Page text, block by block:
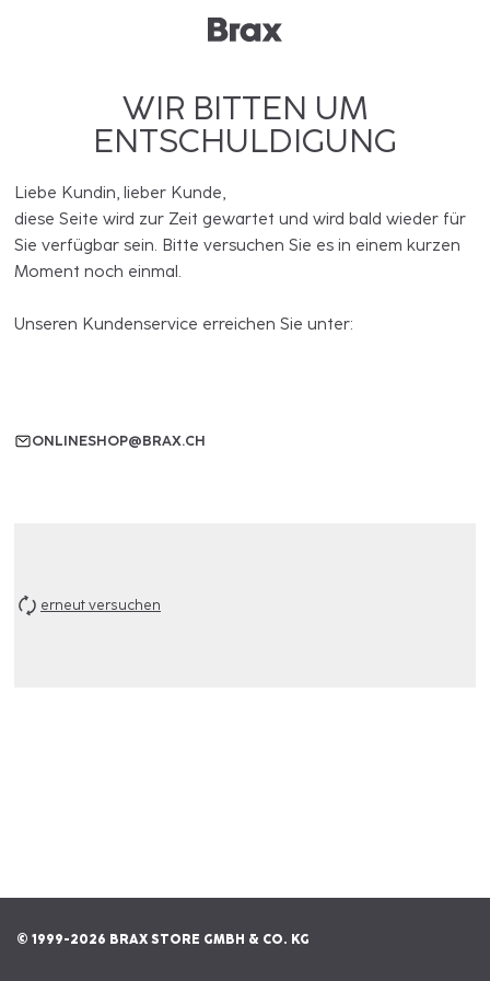
WIR BITTEN UM
ENTSCHULDIGUNG
Liebe Kundin, lieber Kunde,
diese Seite wird zur Zeit gewartet und wird bald wieder für
Sie verfügbar sein. Bitte versuchen Sie es in einem kurzen
Moment noch einmal.
Unseren Kundenservice erreichen Sie unter:
ONLINESHOP@BRAX.CH
erneut versuchen
© 1999-2026 BRAX STORE GMBH & CO. KG